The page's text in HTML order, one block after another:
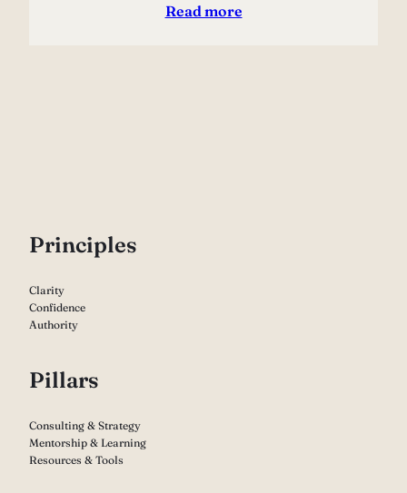
Read more
Principles
Clarity
Confidence
Authority
Pillars
Consulting & Strategy
Mentorship & Learning
Resources & Tools